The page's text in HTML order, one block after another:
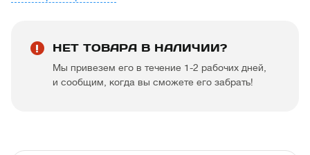
НЕТ ТОВАРА В НАЛИЧИИ?
Мы привезем его в течение 1-2 рабочих дней,
и сообщим, когда вы сможете его забрать!